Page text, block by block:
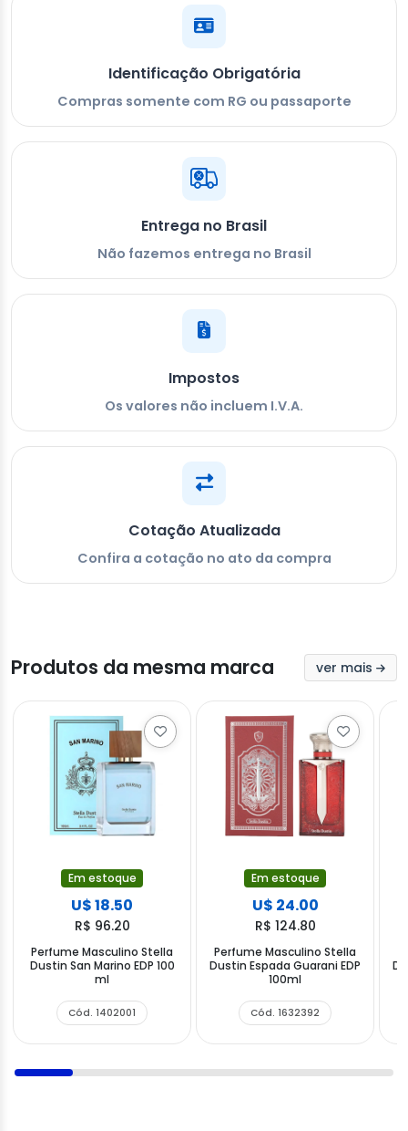
Identificação Obrigatória
Compras somente com RG ou passaporte
Entrega no Brasil
Não fazemos entrega no Brasil
Impostos
Os valores não incluem I.V.A.
Cotação Atualizada
Confira a cotação no ato da compra
Produtos da mesma marca ver mais
Em estoque
U$ 18.50
R$ 96.20
Perfume Masculino Stella
Dustin San Marino EDP 100
ml
Cód. 1402001
Em estoque
U$ 24.00
R$ 124.80
Perfume Masculino Stella
Dustin Espada Guarani EDP
100ml
Cód. 1632392